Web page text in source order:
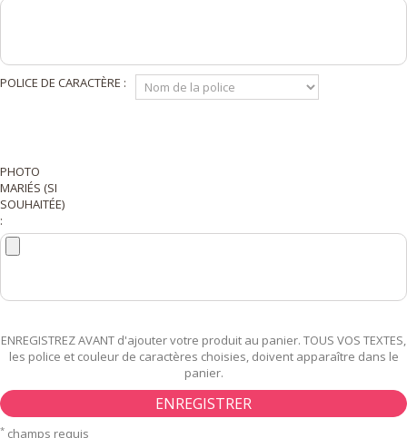
POLICE DE CARACTÈRE :
PHOTO
MARIÉS (SI
SOUHAITÉE)
:
ENREGISTREZ AVANT d'ajouter votre produit au panier. TOUS VOS TEXTES,
les police et couleur de caractères choisies, doivent apparaître dans le
panier.
ENREGISTRER
* champs requis